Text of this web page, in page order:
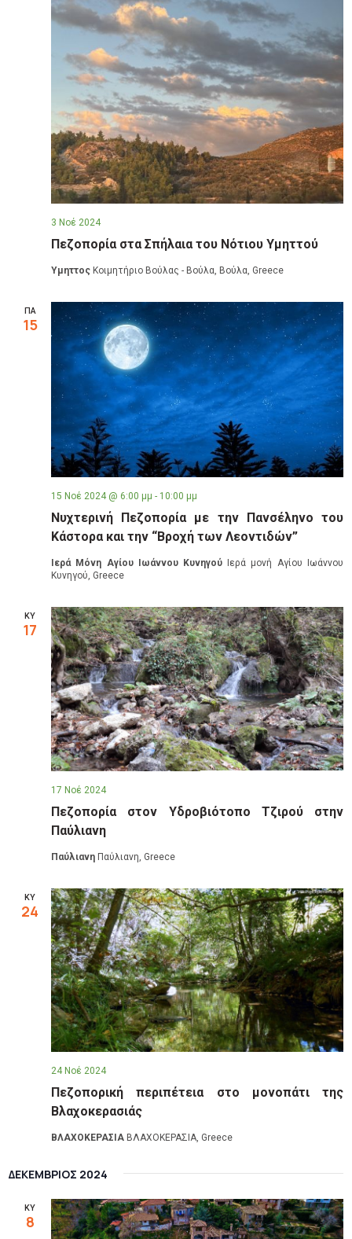
Πεζοπορία στα Σπήλαια του Νότιου Υμηττού
3 Νοέ 2024
Υμηττος Κοιμητήριο Βούλας - Βούλα, Βούλα, Greece
ΠΑ
15
Νυχτερινή Πεζοπορία με την Πανσέληνο του
Κάστορα και την “Βροχή των Λεοντιδών”
15 Νοέ 2024 @ 6:00 μμ - 10:00 μμ
Ιερά Μόνη Αγίου Ιωάννου Κυνηγού Ιερά μονή Αγίου Ιωάννου
Κυνηγού, Greece
ΚΥ
17
Πεζοπορία στον Υδροβιότοπο Τζιρού στην
Παύλιανη
17 Νοέ 2024
Παύλιανη Παύλιανη, Greece
ΚΥ
24
Πεζοπορική περιπέτεια στο μονοπάτι της
Βλαχοκερασιάς
24 Νοέ 2024
ΒΛΑΧΟΚΕΡΑΣΙΑ ΒΛΑΧΟΚΕΡΑΣΙΑ, Greece
ΔΕΚΈΜΒΡΙΟΣ 2024
ΚΥ
8